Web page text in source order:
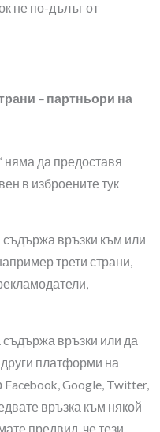
не по-дълъг от
– партньори на
няма да предоставя
в изброените тук
връзки към или
трети страни,
връзки или да
платформи на
Google, Twitter,
връзка към някой
предвид, че тези